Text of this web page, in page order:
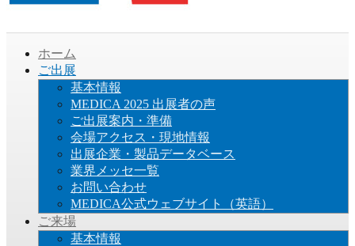
ホーム
ご出展
基本情報
MEDICA 2025 出展者の声
ご出展案内・準備
会場アクセス・現地情報
出展企業・製品データベース
業界メッセ一覧
お問い合わせ
MEDICA公式ウェブサイト（英語）
ご来場
基本情報